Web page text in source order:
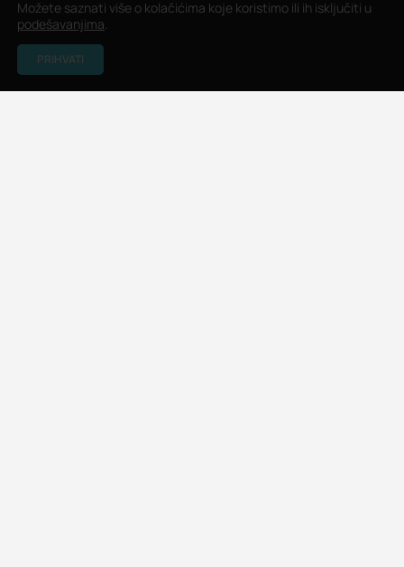
Možete saznati više o kolačićima koje koristimo ili ih isključiti u
podešavanjima.
PRIHVATI